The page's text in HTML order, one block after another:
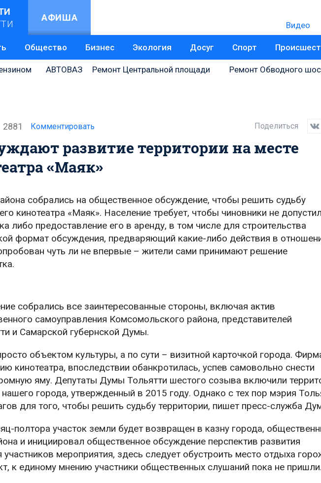
АФИША
Видео
Общество Бизнес Экология Досуг Спорт
АВТОВАЗ Ремонт Центральной площади Ремонт Обводного
2881 Комментировать Поделиться
развитие территории на месте
«Маяк»
собрались на общественное обсуждение, чтобы решить судьбу
кинотеатра «Маяк». Население требует, чтобы чиновники не
либо предоставление его в аренду, в том числе для строительства
формат обсуждения, предваряющий какие-либо действия в
чуть ли не впервые – жители сами принимают решение
собрались все заинтересованные стороны, включая актив
самоуправления Комсомольского района, представителей
и Самарской губернской Думы.
объектом культуры, а по сути – визитной карточкой города.
кинотеатра, впоследствии обанкротилась, успев самовольно снести
яму. Депутаты Думы Тольятти шестого созыва включили
города, утвержденный в 2015 году. Однако с тех пор мэрия
для того, чтобы решить судьбу территории, пишет пресс-служба
полтора участок земли будет возвращен в казну города,
и инициировал общественное обсуждение перспектив развития
участников мероприятия, здесь следует обустроить место отдыха
к единому мнению участники общественных слушаний пока не пришли.